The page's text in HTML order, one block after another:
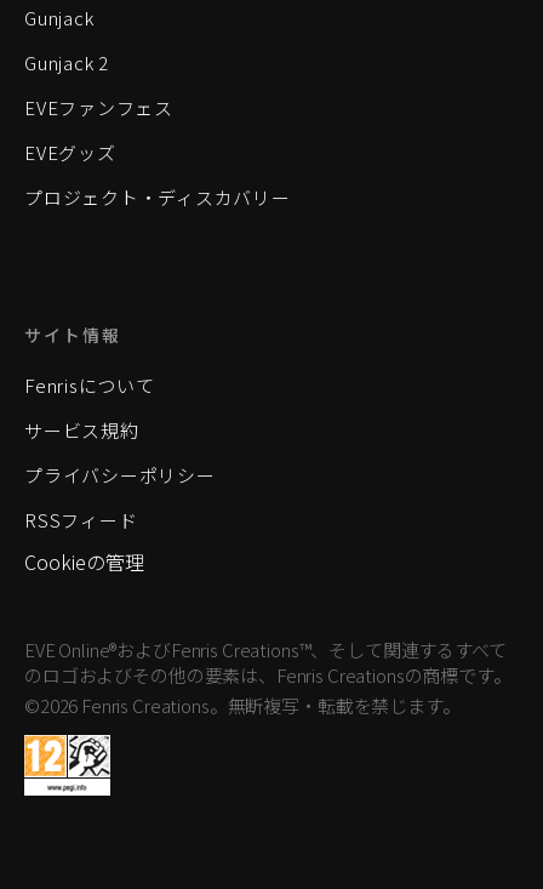
Gunjack
Gunjack 2
EVEファンフェス
EVEグッズ
プロジェクト・ディスカバリー
サイト情報
Fenrisについて
サービス規約
プライバシーポリシー
RSSフィード
Cookieの管理
EVE Online®およびFenris Creations™、そして関連するすべて
のロゴおよびその他の要素は、Fenris Creationsの商標です。
©2026 Fenris Creations。無断複写・転載を禁じます。